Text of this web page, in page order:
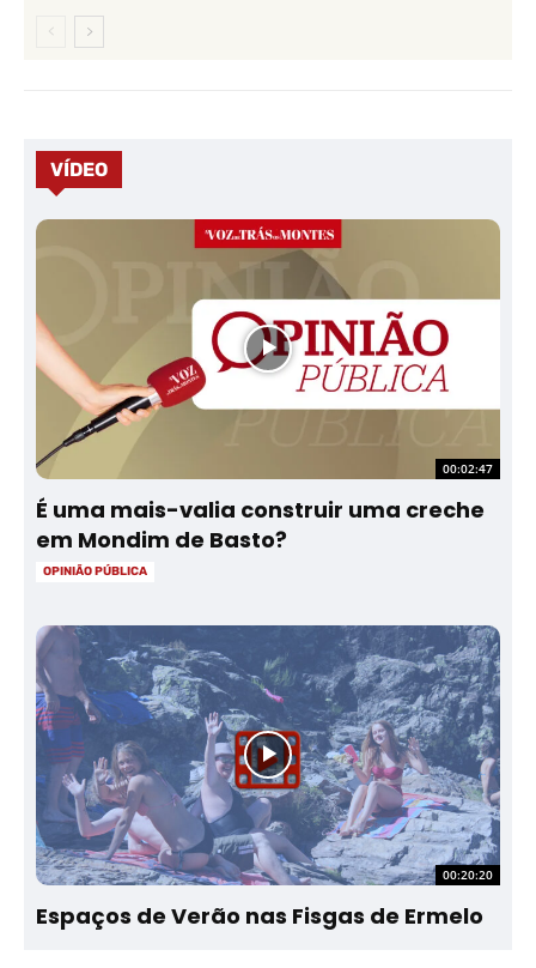
VÍDEO
00:02:47
É uma mais-valia construir uma creche
em Mondim de Basto?
OPINIÃO PÚBLICA
00:20:20
Espaços de Verão nas Fisgas de Ermelo